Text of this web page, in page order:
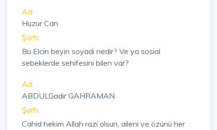
Ad:
Huzur Can
Şərh:
Bu Elcin beyin soyadi nedir? Ve ya sosial
sebeklerde sehifesini bilen var?
Ad:
ABDULGadir GAHRAMAN
Şərh:
Cahid hekim Allah razi olsun, aileni ve özünü her